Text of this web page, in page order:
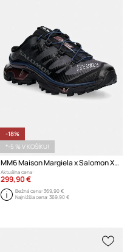
-18%
*-5 % V KOŠÍKU!
MM6 Maison Margiela x Salomon XT-4 šľapky mules dámske
Aktuálna cena:
299,90 €
Bežná cena:369,90 €
Najnižšia cena:369,90 €